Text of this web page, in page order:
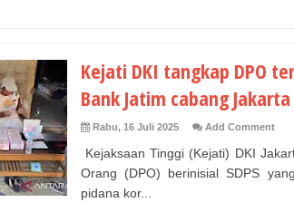
Kejati DKI tangkap DPO
Bank Jatim cabang Jakarta
Rabu, 16 Juli 2025 Add Comment
Kejaksaan Tinggi (Kejati) DKI
Orang (DPO) berinisial SDPS
pidana kor...